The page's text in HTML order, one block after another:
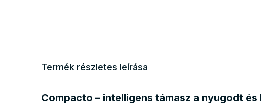
Termék részletes leírása
Compacto – intelligens támasz a nyugodt és